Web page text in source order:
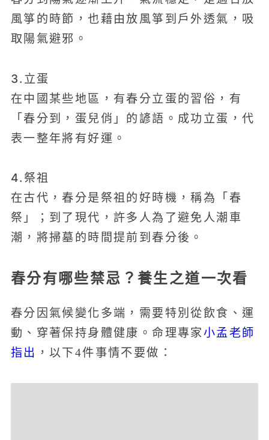
風箏的時節，也藉由放風箏到戶外透氣，吸
取陽氣避邪。
3.立蛋
在中國某些地區，有春分立蛋的習俗，有
「春分到，蛋兒俏」的諺語。成功立蛋，代
表一整年將有好運。
4.祭祖
在古代，春分是祭祖的好時機，稱為「春
祭」；到了現代，許多人為了避免人潮車
潮，將掃墓的時間提前到春分後。
春分有哪些禁忌？養生之道一次看
春分因氣候變化多端，需要特別從飲食、運
動、穿著保持身體健康。命理專家小孟老師
指出 ，以下4件事情不要做：